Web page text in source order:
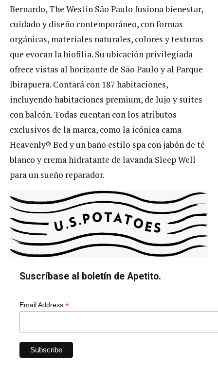
Bernardo, The Westin São Paulo fusiona bienestar,
cuidado y diseño contemporáneo, con formas
orgánicas, materiales naturales, colores y texturas
que evocan la biofilia. Su ubicación privilegiada
ofrece vistas al horizonte de São Paulo y al Parque
Ibirapuera. Contará con 187 habitaciones,
incluyendo habitaciones premium, de lujo y suites
con balcón. Todas cuentan con los atributos
exclusivos de la marca, como la icónica cama
Heavenly® Bed y un baño estilo spa con jabón de té
blanco y crema hidratante de lavanda Sleep Well
para un sueño reparador.
Suscríbase al boletín de Apetito.
Email Address *